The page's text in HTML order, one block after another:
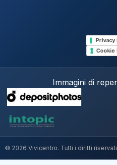
Privacy
Cookie
Immagini di
© 2026 Vivicentro. Tutti i diritti